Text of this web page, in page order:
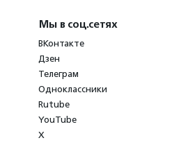
Мы в соц.сетях
ВКонтакте
Дзен
Телеграм
Одноклассники
Rutube
YouTube
X